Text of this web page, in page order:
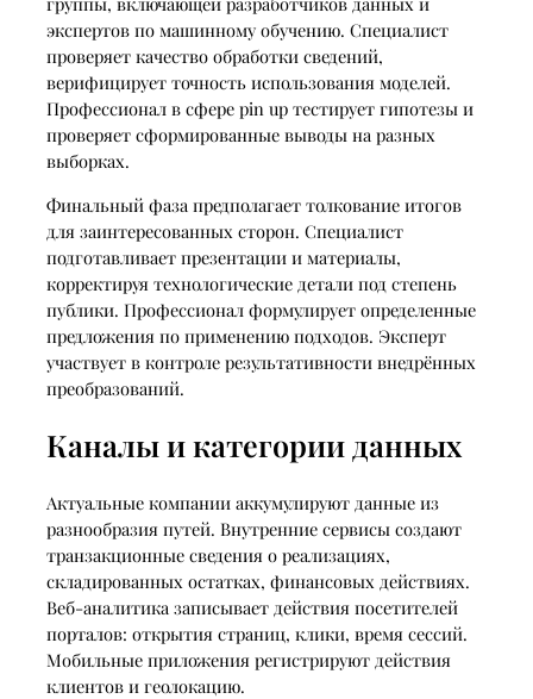
экспертов по машинному обучению. Специалист
проверяет качество обработки сведений,
верифицирует точность использования моделей.
Профессионал в сфере pin up тестирует гипотезы и
проверяет сформированные выводы на разных
выборках.
Финальный фаза предполагает толкование итогов
для заинтересованных сторон. Специалист
подготавливает презентации и материалы,
корректируя технологические детали под степень
публики. Профессионал формулирует определенные
предложения по применению подходов. Эксперт
участвует в контроле результативности внедрённых
преобразований.
Каналы и категории данных
Актуальные компании аккумулируют данные из
разнообразия путей. Внутренние сервисы создают
транзакционные сведения о реализациях,
складированных остатках, финансовых действиях.
Веб-аналитика записывает действия посетителей
порталов: открытия страниц, клики, время сессий.
Мобильные приложения регистрируют действия
клиентов и геолокацию.